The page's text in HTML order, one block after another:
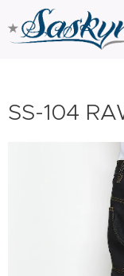
SS-104